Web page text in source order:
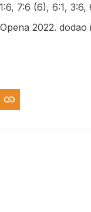
7:6 (6), 6:1, 3:6,
2022.